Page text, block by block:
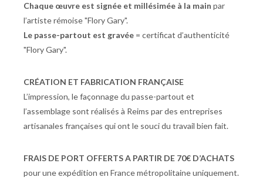
Chaque œuvre est signée et millésimée à la main par
l’artiste rémoise "Flory Gary".
Le passe-partout est gravée = certificat d’authenticité
"Flory Gary".
CRÉATION ET FABRICATION FRANÇAISE
L’impression, le façonnage du passe-partout et
l’assemblage sont réalisés à Reims par des entreprises
artisanales françaises qui ont le souci du travail bien fait.
FRAIS DE PORT OFFERTS A PARTIR DE 70€ D’ACHATS
pour une expédition en France métropolitaine uniquement.